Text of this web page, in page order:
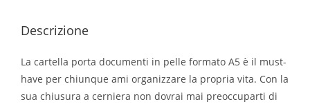
Descrizione
La cartella porta documenti in pelle formato A5 è il must-
have per chiunque ami organizzare la propria vita. Con la
sua chiusura a cerniera non dovrai mai preoccuparti di